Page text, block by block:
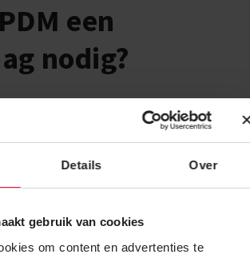
Details Over
gebruik van cookies
om content en advertenties te
een
nodig?
EPDM een onderlaag nodig, hieronder
heeft meerdere doelen:
van de EPDMtegen scherpe of ruwe